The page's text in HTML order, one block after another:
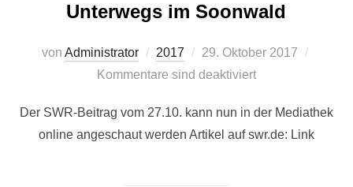
Unterwegs im Soonwald
von Administrator 2017
Veröffentlicht
am
29. Oktober 2017
Kommentare sind deaktiviert
Der SWR-Beitrag vom 27.10. kann nun in der Mediathek
online angeschaut werden Artikel auf swr.de: Link